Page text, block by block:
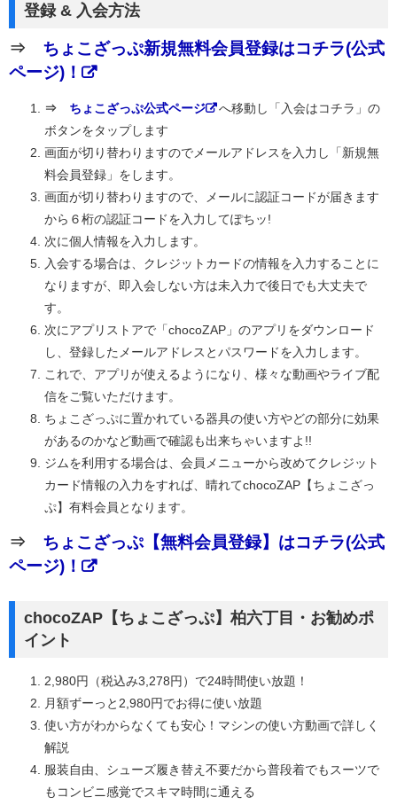
登録 & 入会方法
⇒ ちょこざっぷ新規無料会員登録はコチラ(公式
ページ)！
⇒ ちょこざっぷ公式ページ
へ移動し「入会はコチラ」の
ボタンをタップします
画面が切り替わりますのでメールアドレスを入力し「新規無
料会員登録」をします。
画面が切り替わりますので、メールに認証コードが届きます
から６桁の認証コードを入力してぽちッ!
次に個人情報を入力します。
入会する場合は、クレジットカードの情報を入力することに
なりますが、即入会しない方は未入力で後日でも大丈夫で
す。
次にアプリストアで「chocoZAP」のアプリをダウンロード
し、登録したメールアドレスとパスワードを入力します。
これで、アプリが使えるようになり、様々な動画やライブ配
信をご覧いただけます。
ちょこざっぷに置かれている器具の使い方やどの部分に効果
があるのかなど動画で確認も出来ちゃいますよ!!
ジムを利用する場合は、会員メニューから改めてクレジット
カード情報の入力をすれば、晴れてchocoZAP【ちょこざっ
ぷ】有料会員となります。
⇒ ちょこざっぷ【無料会員登録】はコチラ(公式
ページ)！
chocoZAP【ちょこざっぷ】柏六丁目・お勧めポ
イント
2,980円（税込み3,278円）で24時間使い放題！
月額ずーっと2,980円でお得に使い放題
使い方がわからなくても安心！マシンの使い方動画で詳しく
解説
服装自由、シューズ履き替え不要だから普段着でもスーツで
もコンビニ感覚でスキマ時間に通える